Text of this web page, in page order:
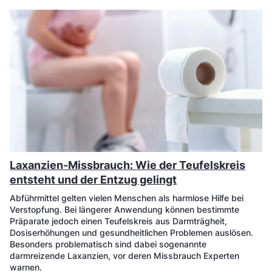
Laxanzien-Missbrauch: Wie der Teufelskreis
entsteht und der Entzug gelingt
Abführmittel gelten vielen Menschen als harmlose Hilfe bei
Verstopfung. Bei längerer Anwendung können bestimmte
Präparate jedoch einen Teufelskreis aus Darmträgheit,
Dosiserhöhungen und gesundheitlichen Problemen auslösen.
Besonders problematisch sind dabei sogenannte
darmreizende Laxanzien, vor deren Missbrauch Experten
warnen.